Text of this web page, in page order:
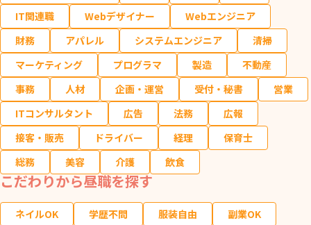
IT関連職
Webデザイナー
Webエンジニア
財務
アパレル システムエンジニア
清掃
マーケティング
プログラマ 製造
不動産
事務
人材 企画・運営 受付・秘書
営業
ITコンサルタント
広告 法務
広報
接客・販売
ドライバー 経理
保育士
総務
美容 介護 飲食
こだわりから昼職を探す
ネイルOK 学歴不問 服装自由
副業OK